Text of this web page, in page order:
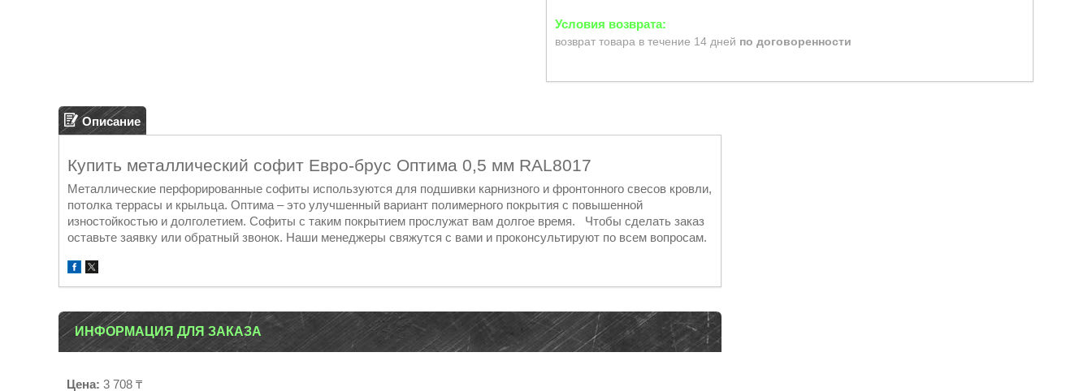
возврат товара в течение 14 дней по договоренности
Описание
Купить металлический софит Евро-брус Оптима 0,5 мм RAL8017
Металлические перфорированные софиты используются для подшивки карнизного и фронтонного свесов кровли,
потолка террасы и крыльца. Оптима – это улучшенный вариант полимерного покрытия с повышенной
изностойкостью и долголетием. Софиты с таким покрытием прослужат вам долгое время. Чтобы сделать заказ
оставьте заявку или обратный звонок. Наши менеджеры свяжутся с вами и проконсультируют по всем вопросам.
ИНФОРМАЦИЯ ДЛЯ ЗАКАЗА
Цена: 3 708 ₸